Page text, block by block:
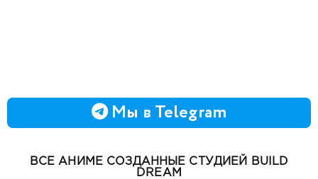
Мы в Telegram
ВСЕ АНИМЕ СОЗДАННЫЕ СТУДИЕЙ BUILD
DREAM